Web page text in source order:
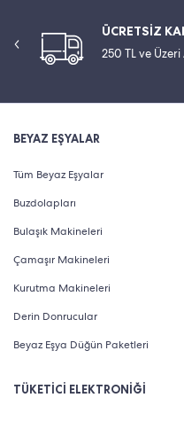
ÜCRETSİZ
250 TL ve
BEYAZ EŞYALAR
Tüm Beyaz Eşyalar
Buzdolapları
Bulaşık Makineleri
Çamaşır Makineleri
Kurutma Makineleri
Derin Donrucular
Beyaz Eşya Düğün Paketleri
TÜKETİCİ ELEKTRONİĞİ